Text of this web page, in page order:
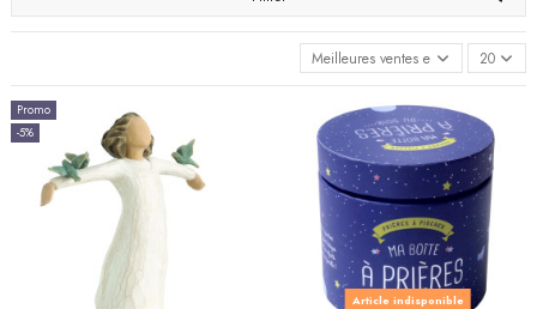
Meilleures ventes en premier
20
Promo
-5%
Article indisponible